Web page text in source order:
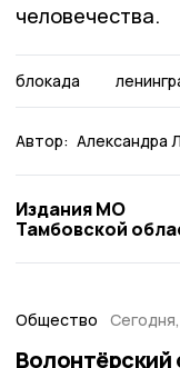
человечества.
блокада
Автор: Александра
Издания МО
Тамбовской
Общество